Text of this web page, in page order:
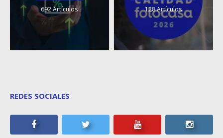
692 Artículos 128 Artículos
REDES SOCIALES